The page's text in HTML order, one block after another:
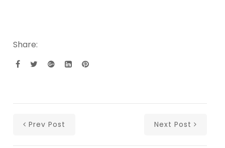
Share:
Prev Post Next Post